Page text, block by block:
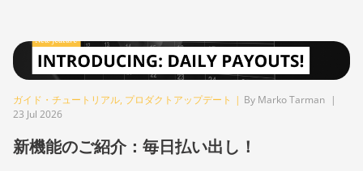
ガイド・チュートリアル, プロダクトアップデート | By Marko Tarman |
23 Jul 2026
新機能のご紹介：毎日払い出し！